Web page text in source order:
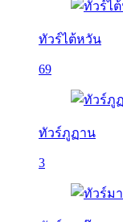
ทัวร์ไต้หวัน
69
ทัวร์ภูฏาน
3